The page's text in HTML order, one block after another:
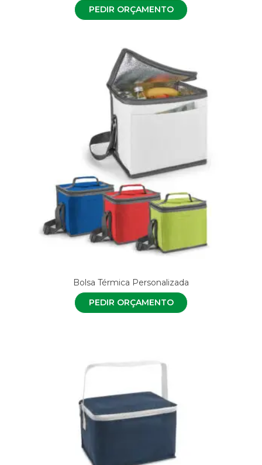
PEDIR ORÇAMENTO
Bolsa Térmica Personalizada
PEDIR ORÇAMENTO